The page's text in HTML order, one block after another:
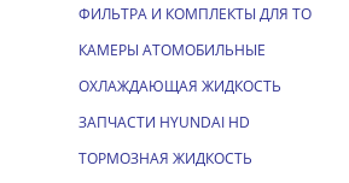
ФИЛЬТРА И КОМПЛЕКТЫ ДЛЯ ТО
КАМЕРЫ АТОМОБИЛЬНЫЕ
ОХЛАЖДАЮЩАЯ ЖИДКОСТЬ
ЗАПЧАСТИ HYUNDAI HD
ТОРМОЗНАЯ ЖИДКОСТЬ